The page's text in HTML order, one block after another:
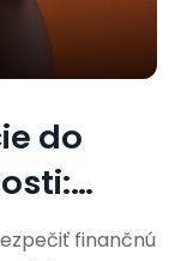
do
finančnú